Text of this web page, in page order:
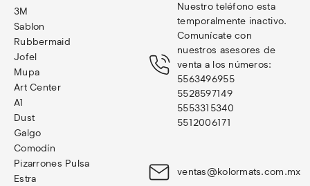
3M
Sablon
Rubbermaid
Jofel
Mupa
Art Center
A1
Dust
Galgo
Comodín
Pizarrones Pulsa
Estra
Nuestro teléfono esta
temporalmente inactivo.
Comunícate con
nuestros asesores de
venta a los números:
5563496955
5528597149
5553315340
5512006171
ventas@kolormats.com.mx